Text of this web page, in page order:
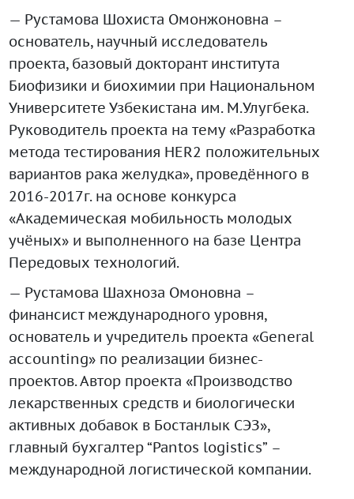
— Рустамова Шохиста Омонжоновна –
основатель, научный исследователь
проекта, базовый докторант института
Биофизики и биохимии при Национальном
Университете Узбекистана им. М.Улугбека.
Руководитель проекта на тему «Разработка
метода тестирования HER2 положительных
вариантов рака желудка», проведённого в
2016-2017г. на основе конкурса
«Академическая мобильность молодых
учёных» и выполненного на базе Центра
Передовых технологий.
— Рустамова Шахноза Омоновна –
финансист международного уровня,
основатель и учредитель проекта «General
accounting» по реализации бизнес-
проектов. Автор проекта «Производство
лекарственных средств и биологически
активных добавок в Бостанлык СЭЗ»,
главный бухгалтер “Pantos logistics” –
международной логистической компании.